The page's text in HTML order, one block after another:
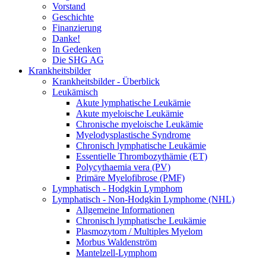
Vorstand
Geschichte
Finanzierung
Danke!
In Gedenken
Die SHG AG
Krankheitsbilder
Krankheitsbilder - Überblick
Leukämisch
Akute lymphatische Leukämie
Akute myeloische Leukämie
Chronische myeloische Leukämie
Myelodysplastische Syndrome
Chronisch lymphatische Leukämie
Essentielle Thrombozythämie (ET)
Polycythaemia vera (PV)
Primäre Myelofibrose (PMF)
Lymphatisch - Hodgkin Lymphom
Lymphatisch - Non-Hodgkin Lymphome (NHL)
Allgemeine Informationen
Chronisch lymphatische Leukämie
Plasmozytom / Multiples Myelom
Morbus Waldenström
Mantelzell-Lymphom